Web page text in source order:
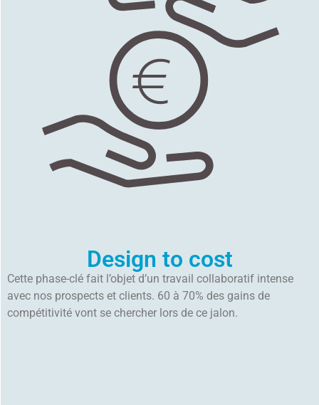
Design to cost
Cette phase-clé fait l’objet d’un travail collaboratif intense
avec nos prospects et clients. 60 à 70% des gains de
compétitivité vont se chercher lors de ce jalon.